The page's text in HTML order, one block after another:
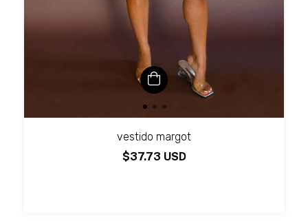
vestido margot
$37.73 USD